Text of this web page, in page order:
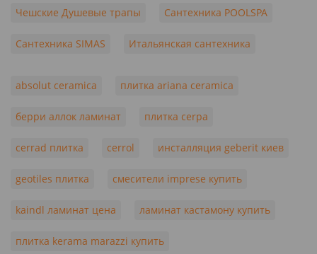
Чешские Душевые трапы Сантехника POOLSPA
Сантехника SIMAS Итальянская сантехника
absolut ceramica плитка ariana ceramica
берри аллок ламинат плитка cerpa
cerrad плитка cerrol инсталляция geberit киев
geotiles плитка смесители imprese купить
kaindl ламинат цена ламинат кастамону купить
плитка kerama marazzi купить